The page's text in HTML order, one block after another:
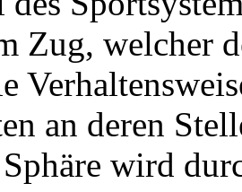
Zug, welcher
an deren
wird